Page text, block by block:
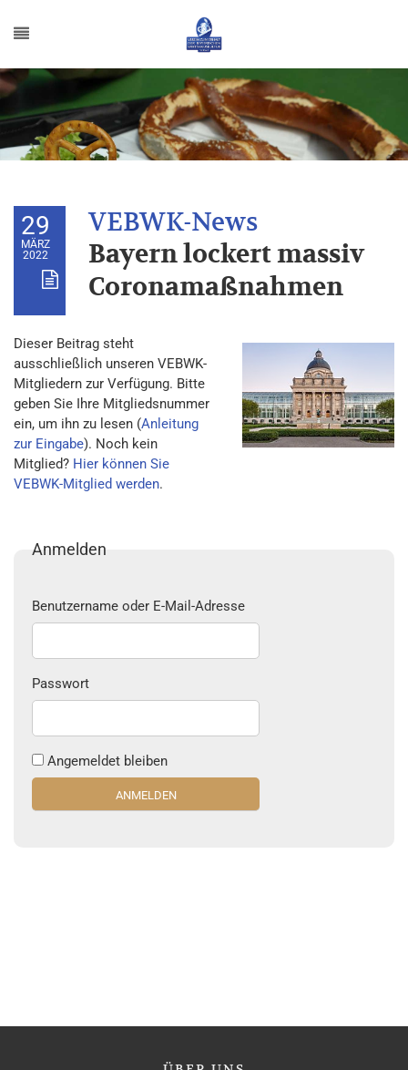
29
MÄRZ
2022
Bayern lockert massiv
Coronamaßnahmen
Dieser Beitrag steht
ausschließlich unseren VEBWK-
Mitgliedern zur Verfügung. Bitte
geben Sie Ihre Mitgliedsnummer
ein, um ihn zu lesen (Anleitung
zur Eingabe). Noch kein
Mitglied? Hier können Sie
VEBWK-Mitglied werden.
Anmelden
Benutzername oder E-Mail-Adresse
Passwort
Angemeldet bleiben